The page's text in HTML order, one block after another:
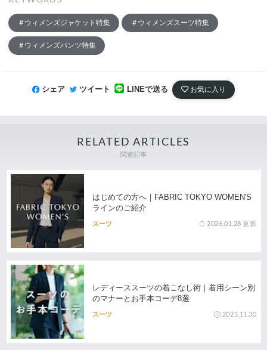
ウィメンズジャケット特集 ウィメンズスーツ特集
ウィメンズパンツ特集
シェア ツイート LINEで送る お気に入り
RELATED ARTICLES
関連記事
はじめての方へ｜FABRIC TOKYO WOMEN'S
ラインのご紹介
スーツ 2026.01.28 更新
レディーススーツの着こなし術｜着用シーン別
のマナーとお手本コーデ8選
スーツ 2025.11.30